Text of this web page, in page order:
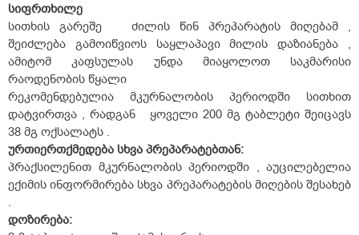
სიფრთხილე
სითხის გარეშე ძილის წინ პრეპარატის მიღებამ ,
შეიძლება გამოიწვიოს საყლაპავი მილის დაზიანება ,
ამიტომ კაფსულას უნდა მიაყოლოთ საკმარისი
რაოდენობის წყალი
რეკომენდებულია მკურნალობის პერიოდში სითხით
დატვირთვა , რადგან ყოველი 200 მგ ტაბლეტი შეიცავს
38 მგ ოქსალატს .
ურთიერთქმედება სხვა პრეპარატებთან:
პრაქსილენით მკურნალობის პერიოდში , აუცილებელია
ექიმის ინფორმირება სხვა პრეპარატების მიღების შესახებ
.
დოზირება: